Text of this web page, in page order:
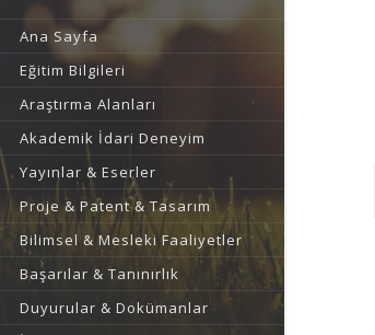
Ana Sayfa
Eğitim Bilgileri
Araştırma Alanları
Akademik İdari Deneyim
Yayınlar & Eserler
Proje & Patent & Tasarım
Bilimsel & Mesleki Faaliyetler
Başarılar & Tanınırlık
Duyurular & Dokümanlar